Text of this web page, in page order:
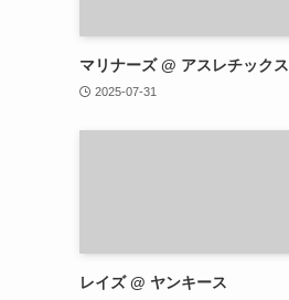
マリナーズ @ アスレチックス
2025-07-31
レイズ @ ヤンキース